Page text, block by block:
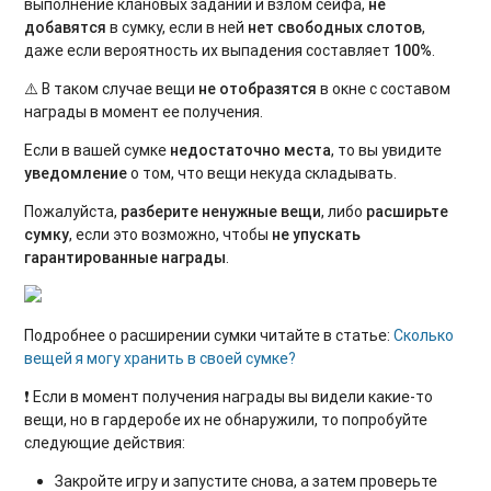
выполнение клановых заданий и взлом сейфа, не
добавятся в сумку, если в ней нет свободных слотов,
даже если вероятность их выпадения составляет 100%.
⚠️ В таком случае вещи не отобразятся в окне с составом
награды в момент ее получения.
Если в вашей сумке недостаточно места, то вы увидите
уведомлениео том, что вещи некуда складывать.
Пожалуйста, разберите ненужные вещи, либо расширьте
сумку, если это возможно, чтобы не упускать
гарантированные награды.
Подробнее о расширении сумки читайте в статье:Сколько
вещей я могу хранить в своей сумке?
❗ Если в момент получения награды вы видели какие-то
вещи, но в гардеробе их не обнаружили, то попробуйте
следующие действия:
Закройте игру и запустите снова, а затем проверьте